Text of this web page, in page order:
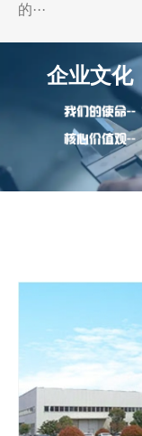
的···
企业文化